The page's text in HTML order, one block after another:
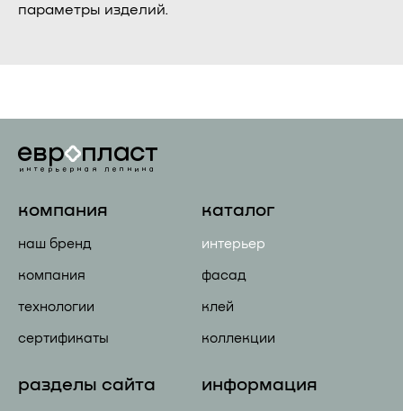
параметры изделий.
компания
наш бренд
компания
технологии
сертификаты
каталог
интерьер
фасад
клей
коллекции
разделы сайта информация